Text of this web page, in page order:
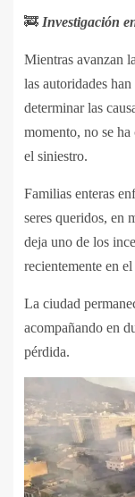
🚒 Investigación
Mientras avanzan
las autoridades
determinar las
momento, no se
el siniestro.
Familias enteras
seres queridos, en
deja uno de los
recientemente en
La ciudad
acompañando en
pérdida.